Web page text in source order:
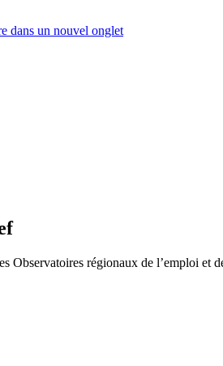
dans un nouvel onglet
Observatoires régionaux de l’emploi